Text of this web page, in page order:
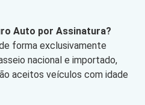
Auto por Assinatura?
forma exclusivamente
nacional e importado,
aceitos veículos com idade